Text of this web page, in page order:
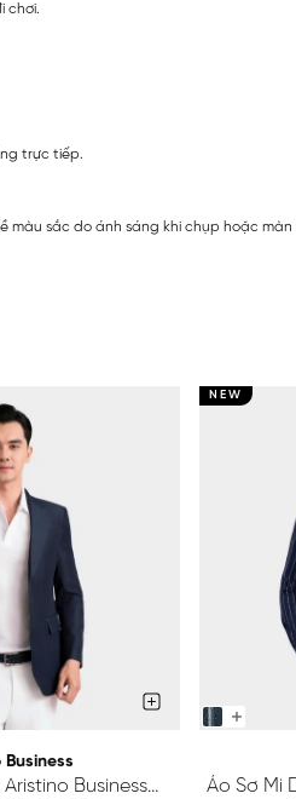
chơi.
trực tiếp.
sắc do ánh sáng khi chụp hoặc
Business
Business
NEW
Áo Sơ Mi